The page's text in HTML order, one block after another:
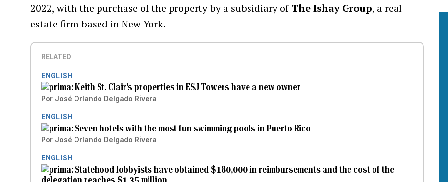
2022, with the purchase of the property by a subsidiary ofThe Ishay Group, a real
estate firm based in New York.
RELATED
ENGLISH
Keith St. Clair’s properties in ESJ Towers have a new owner
Por José Orlando Delgado Rivera
ENGLISH
Seven hotels with the most fun swimming pools in Puerto Rico
Por José Orlando Delgado Rivera
ENGLISH
Statehood lobbyists have obtained $180,000 in reimbursements and the cost of the
delegation reaches $1.35 million